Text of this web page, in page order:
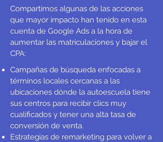
Compartimos algunas de las acciones
que mayor impacto han tenido en esta
cuenta de Google Ads a la hora de
aumentar las matriculaciones y bajar el
CPA:
Campañas de búsqueda enfocadas a
términos locales cercanas a las
ubicaciones dónde la autoescuela tiene
sus centros para recibir clics muy
cualificados y tener una alta tasa de
conversión de venta.
Estrategias de remarketing para volver a